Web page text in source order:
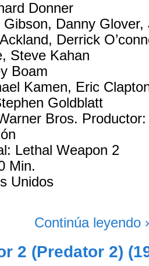
Donner
Gibson, Danny
Derrick
Steve Kahan
Boam
Kamen, Eric
Goldblatt
Bros.
Lethal Weapon 2
Min.
Unidos
Continúa leyendo
2 (Predator 2)